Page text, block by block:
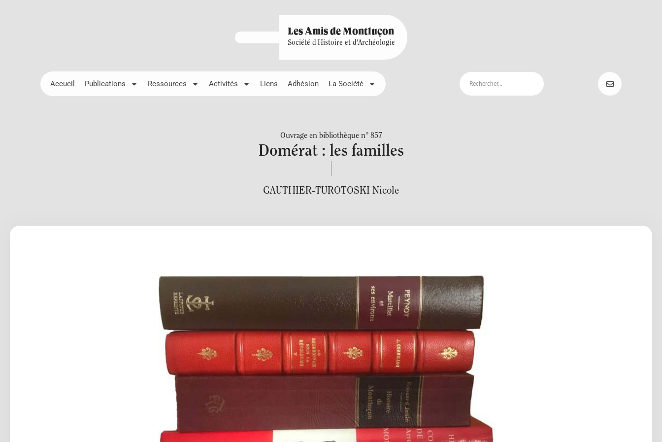
Les Amis de Montluçon
Société d'Histoire et d'Archéologie
Accueil Publications Ressources Activités Liens Adhésion La Société
Ouvrage en bibliothèque n° 857
Domérat : les familles
GAUTHIER-TUROTOSKI Nicole